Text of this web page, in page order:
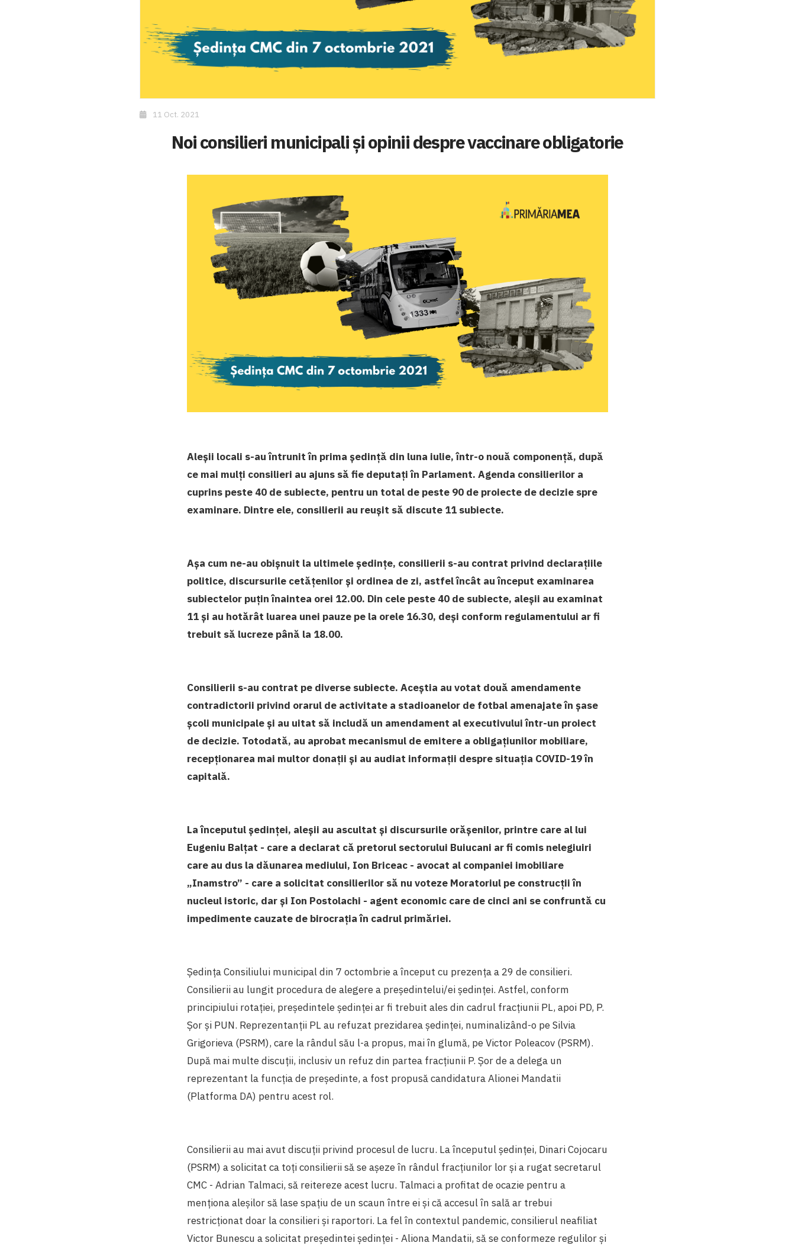
11 Oct. 2021
Noi consilieri municipali și opinii despre vaccinare obligatorie
Aleșii locali s-au întrunit în prima ședință din luna iulie, într-o nouă componență, după
ce mai mulți consilieri au ajuns să fie deputați în Parlament. Agenda consilierilor a
cuprins peste 40 de subiecte, pentru un total de peste 90 de proiecte de decizie spre
examinare. Dintre ele, consilierii au reușit să discute 11 subiecte.
Așa cum ne-au obișnuit la ultimele ședințe, consilierii s-au contrat privind declarațiile
politice, discursurile cetățenilor și ordinea de zi, astfel încât au început examinarea
subiectelor puțin înaintea orei 12.00. Din cele peste 40 de subiecte, aleșii au examinat
11 și au hotărât luarea unei pauze pe la orele 16.30, deși conform regulamentului ar fi
trebuit să lucreze până la 18.00.
Consilierii s-au contrat pe diverse subiecte. Aceștia au votat două amendamente
contradictorii privind orarul de activitate a stadioanelor de fotbal amenajate în șase
școli municipale și au uitat să includă un amendament al executivului într-un proiect
de decizie. Totodată, au aprobat mecanismul de emitere a obligațiunilor mobiliare,
recepționarea mai multor donații și au audiat informații despre situația COVID-19 în
capitală.
La începutul ședinței, aleșii au ascultat și discursurile orășenilor, printre care al lui
Eugeniu Balțat - care a declarat că pretorul sectorului Buiucani ar fi comis nelegiuiri
care au dus la dăunarea mediului, Ion Briceac - avocat al companiei imobiliare
„Inamstro” - care a solicitat consilierilor să nu voteze Moratoriul pe construcții în
nucleul istoric, dar și Ion Postolachi - agent economic care de cinci ani se confruntă cu
impedimente cauzate de birocrația în cadrul primăriei.
Ședința Consiliului municipal din 7 octombrie a început cu prezența a 29 de consilieri.
Consilierii au lungit procedura de alegere a președintelui/ei ședinței. Astfel, conform
principiului rotației, președintele ședinței ar fi trebuit ales din cadrul fracțiunii PL, apoi PD, P.
Șor și PUN. Reprezentanții PL au refuzat prezidarea ședinței, numinalizând-o pe Silvia
Grigorieva (PSRM), care la rândul său l-a propus, mai în glumă, pe Victor Poleacov (PSRM).
După mai multe discuții, inclusiv un refuz din partea fracțiunii P. Șor de a delega un
reprezentant la funcția de președinte, a fost propusă candidatura Alionei Mandatii
(Platforma DA) pentru acest rol.
Consilierii au mai avut discuții privind procesul de lucru. La începutul ședinței, Dinari Cojocaru
(PSRM) a solicitat ca toți consilierii să se așeze în rândul fracțiunilor lor și a rugat secretarul
CMC - Adrian Talmaci, să reitereze acest lucru. Talmaci a profitat de ocazie pentru a
menționa aleșilor să lase spațiu de un scaun între ei și că accesul în sală ar trebui
restricționat doar la consilieri și raportori. La fel în contextul pandemic, consilierul neafiliat
Victor Bunescu a solicitat președintei ședinței - Aliona Mandatii, să se conformeze regulilor și